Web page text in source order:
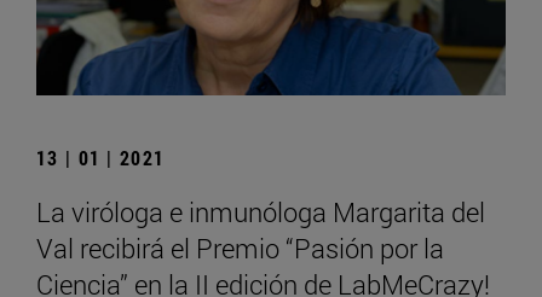
13 | 01 | 2021
La viróloga e inmunóloga Margarita del
Val recibirá el Premio “Pasión por la
Ciencia” en la II edición de LabMeCrazy!